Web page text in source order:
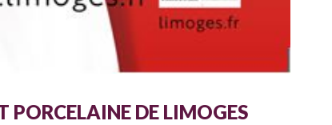
PORCELAINE DE LIMOGES